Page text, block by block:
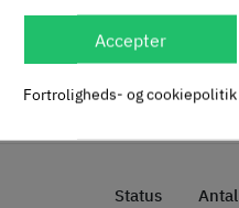
Status Antal
Accepter
Fortroligheds- og cookiepolitik